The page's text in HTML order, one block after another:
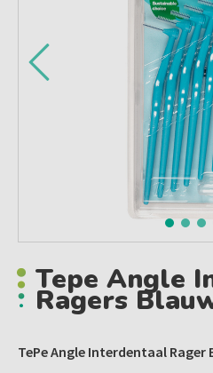
Tepe Angle
Ragers
TePe Angle Interdentaal Rager